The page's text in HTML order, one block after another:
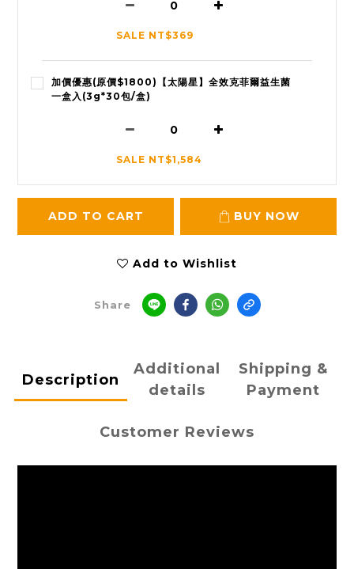
SALE NT$369
加價優惠(原價$1800)【太陽星】全效克菲爾益生菌
一盒入(3g*30包/盒)
SALE NT$1,584
ADD TO CART BUY NOW
Add to Wishlist
Share
Description
Additional
details
Shipping &
Payment
Customer Reviews